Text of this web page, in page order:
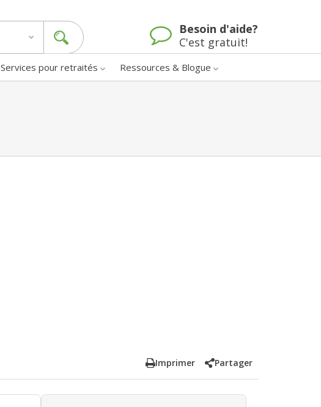
Besoin d'aide?
C'est gratuit!
Services pour retraités Ressources & Blogue
Imprimer Partager